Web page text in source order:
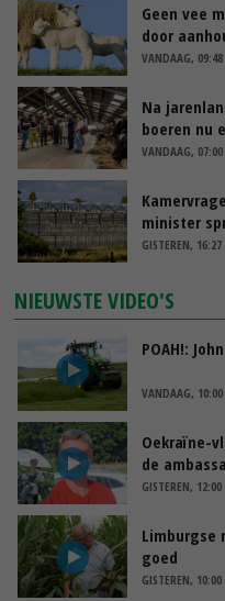
Geen vee
door
VANDAAG, 09:48
Na
boeren nu
VANDAAG, 07:00
minister
GISTEREN, 16:27
NIEUWSTE VIDEO'S
POAH!:
VANDAAG, 10:00
Oekraïne-
de
GISTEREN, 12:00
Limburgse
goed
GISTEREN, 10:00